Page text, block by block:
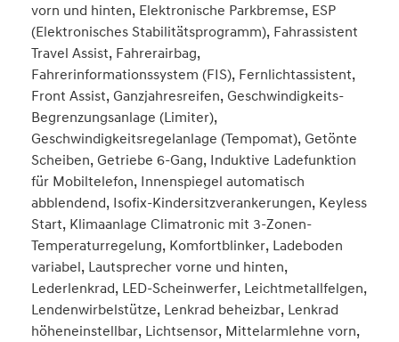
vorn und hinten, Elektronische Parkbremse, ESP
(Elektronisches Stabilitätsprogramm), Fahrassistent
Travel Assist, Fahrerairbag,
Fahrerinformationssystem (FIS), Fernlichtassistent,
Front Assist, Ganzjahresreifen, Geschwindigkeits-
Begrenzungsanlage (Limiter),
Geschwindigkeitsregelanlage (Tempomat), Getönte
Scheiben, Getriebe 6-Gang, Induktive Ladefunktion
für Mobiltelefon, Innenspiegel automatisch
abblendend, Isofix-Kindersitzverankerungen, Keyless
Start, Klimaanlage Climatronic mit 3-Zonen-
Temperaturregelung, Komfortblinker, Ladeboden
variabel, Lautsprecher vorne und hinten,
Lederlenkrad, LED-Scheinwerfer, Leichtmetallfelgen,
Lendenwirbelstütze, Lenkrad beheizbar, Lenkrad
höheneinstellbar, Lichtsensor, Mittelarmlehne vorn,